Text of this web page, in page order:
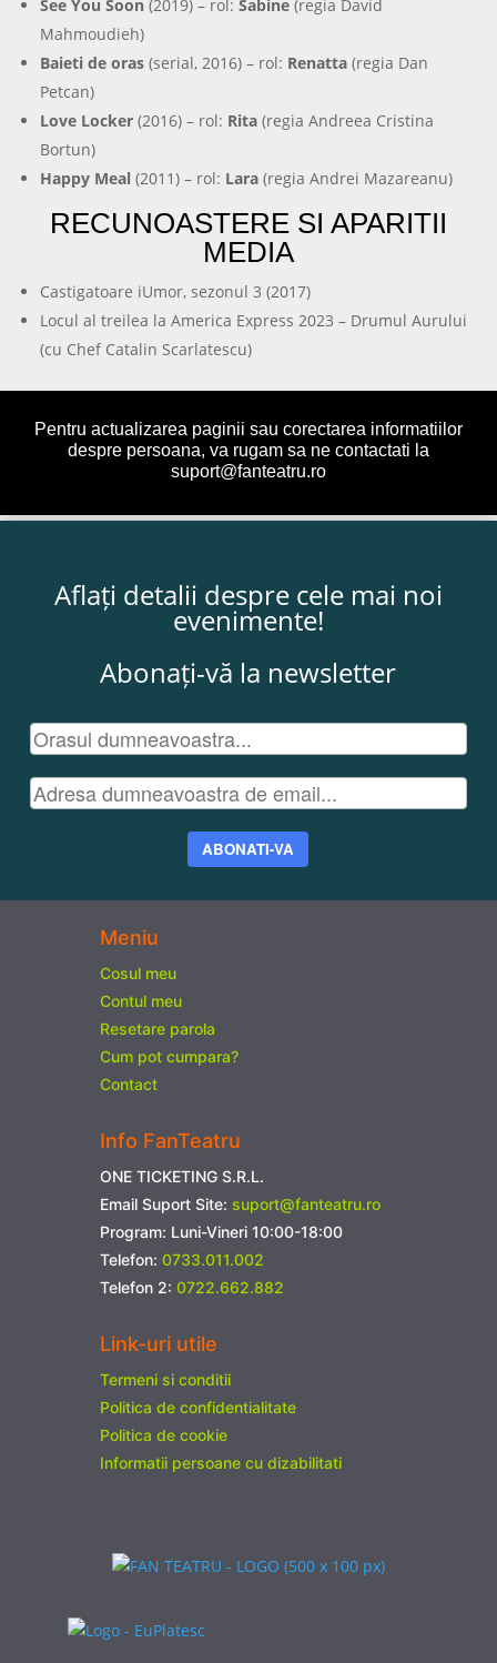
See You Soon (2019) – rol:Sabine (regia David
Mahmoudieh)
Baieti de oras (serial, 2016) – rol: Renatta (regia Dan
Petcan)
Love Locker (2016) – rol: Rita (regia Andreea Cristina
Bortun)
Happy Meal (2011) – rol: Lara (regia Andrei Mazareanu)
RECUNOASTERE SI APARITII
MEDIA
Castigatoare iUmor, sezonul 3 (2017)
Locul al treilea la America Express 2023 – Drumul Aurului
(cu Chef Catalin Scarlatescu)
Pentru actualizarea paginii sau corectarea informatiilor
despre persoana, va rugam sa ne contactati la
suport@fanteatru.ro
Aflați detalii despre cele mai noi
evenimente!
Abonați-vă la newsletter
ABONATI-VA
Meniu
Cosul meu
Contul meu
Resetare parola
Cum pot cumpara?
Contact
Info FanTeatru
ONE TICKETING S.R.L.
Email Suport Site: suport@fanteatru.ro
Program: Luni-Vineri 10:00-18:00
Telefon: 0733.011.002
Telefon 2: 0722.662.882
Link-uri utile
Termeni si conditii
Politica de confidentialitate
Politica de cookie
Informatii persoane cu dizabilitati